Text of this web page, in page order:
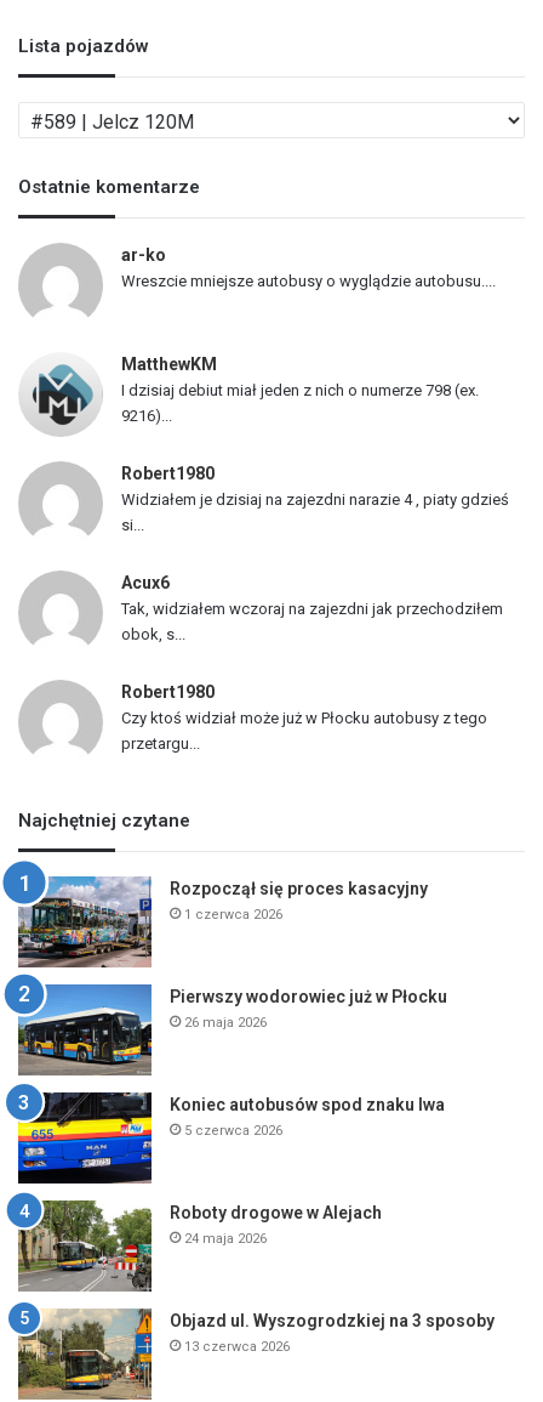
Lista pojazdów
i
t
a
o
j
w
Ostatnie komentarze
ar-ko
Wreszcie mniejsze autobusy o wyglądzie autobusu....
MatthewKM
I dzisiaj debiut miał jeden z nich o numerze 798 (ex.
9216)...
Robert1980
Widziałem je dzisiaj na zajezdni narazie 4 , piaty gdzieś
si...
Acux6
Tak, widziałem wczoraj na zajezdni jak przechodziłem
obok, s...
Robert1980
Czy ktoś widział może już w Płocku autobusy z tego
przetargu...
Najchętniej czytane
Rozpoczął się proces kasacyjny
1 czerwca 2026
Pierwszy wodorowiec już w Płocku
26 maja 2026
Koniec autobusów spod znaku lwa
5 czerwca 2026
Roboty drogowe w Alejach
24 maja 2026
Objazd ul. Wyszogrodzkiej na 3 sposoby
13 czerwca 2026